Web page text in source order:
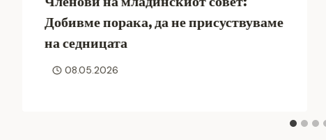
Добивме порака, да не присуствуваме
на седницата
08.05.2026